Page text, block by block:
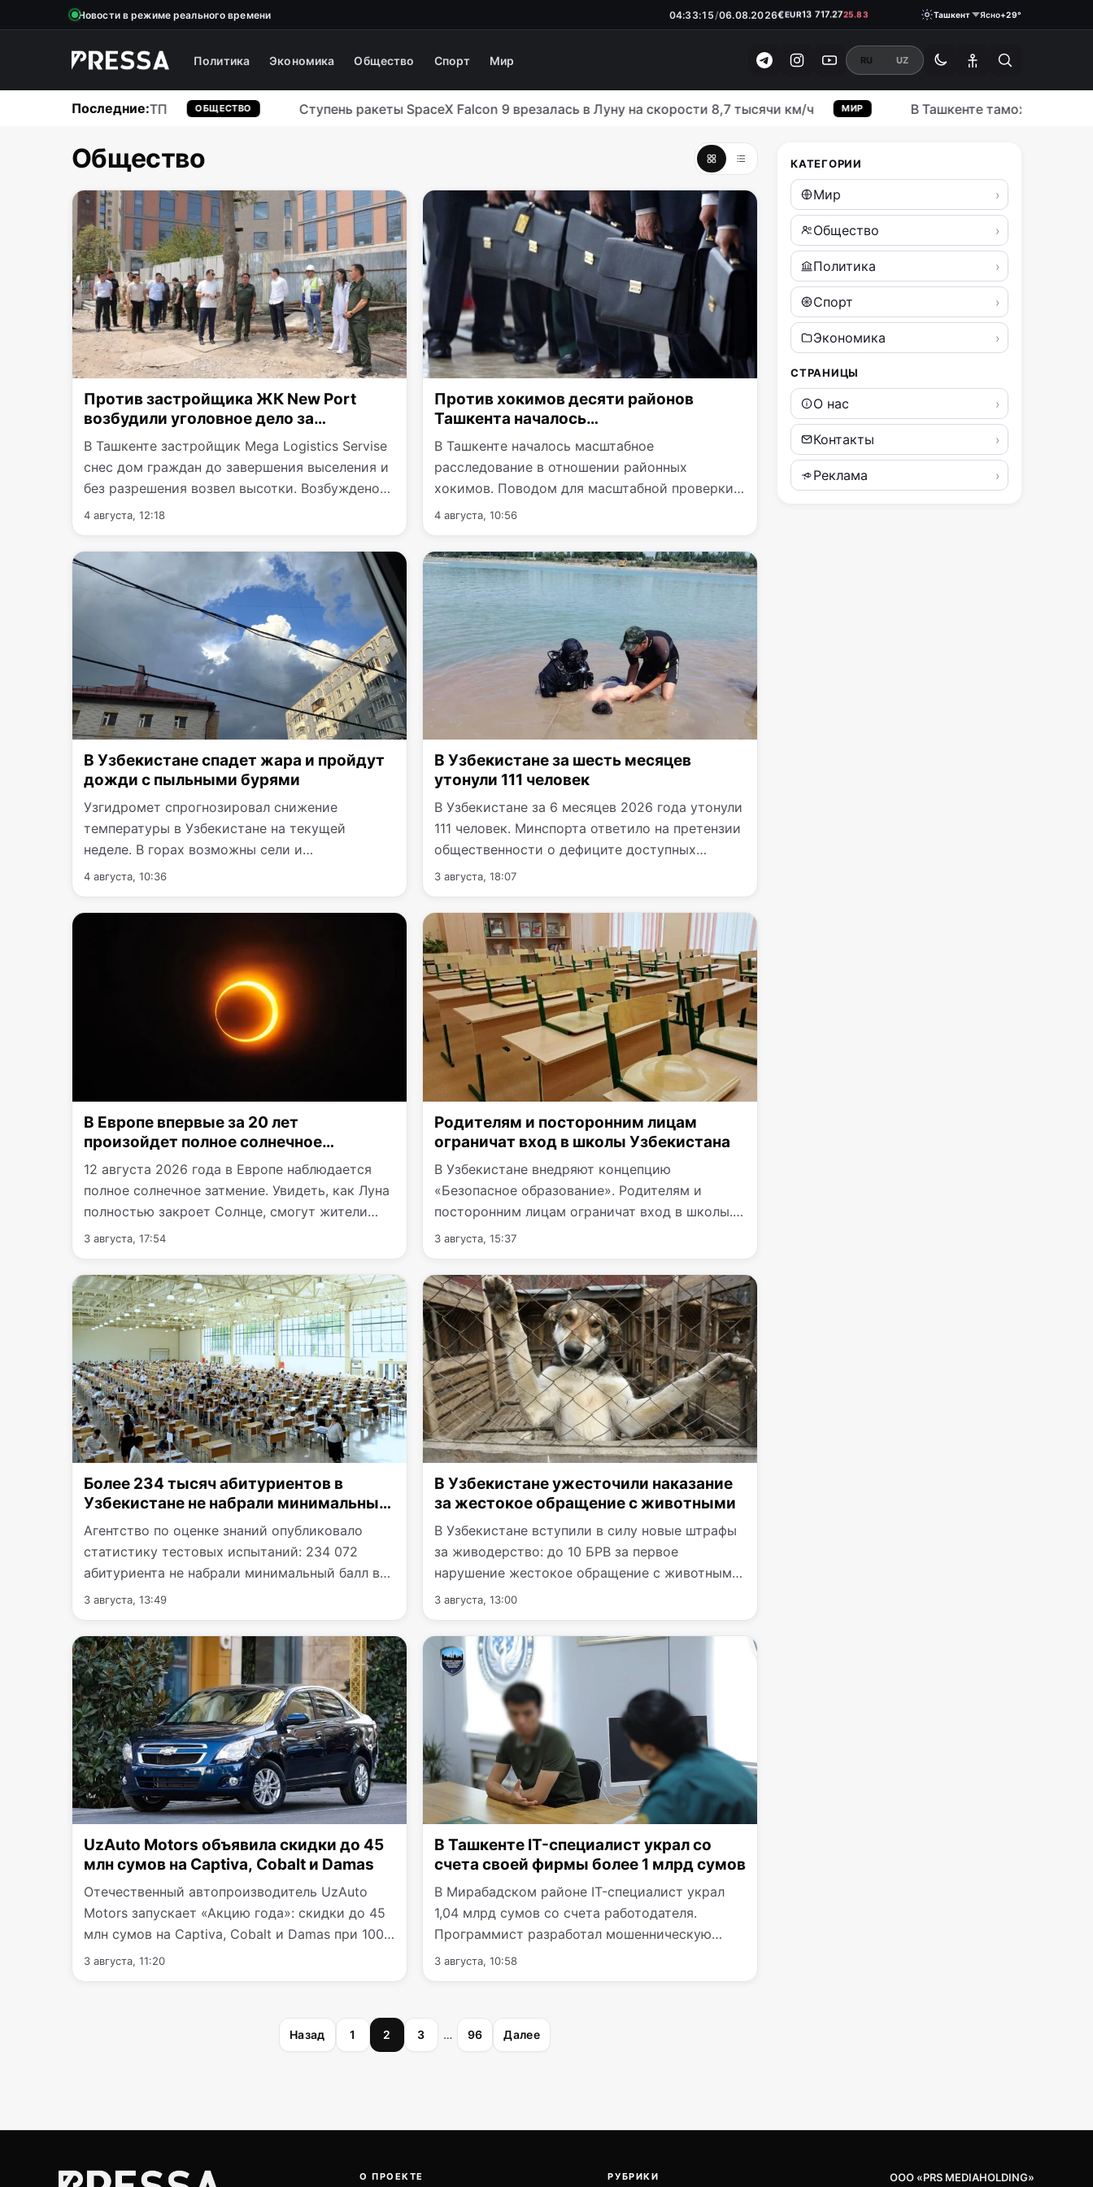
Новости в режиме реального времени 04:33:16 /06.08.2026₽RUB146.37001.05 Ташкент Ясно+29°
Политика Экономика Общество Спорт Мир RU UZ
Последние:
погибла в ДТП ОБЩЕСТВО Ступень ракеты SpaceX Falcon 9 врезалась в Луну на скорости 8,7 тысячи км/ч МИР В Ташкенте таможенника
Общество
Против застройщика ЖК New Port
возбудили уголовное дело за
незаконный снос дома
В Ташкенте застройщик Mega Logistics Servise
снес дом граждан до завершения выселения и
без разрешения возвел высотки. Возбуждено
уголовное…
4 августа, 12:18
Против хокимов десяти районов
Ташкента началось
антикоррупционное расследование
В Ташкенте началось масштабное
расследование в отношении районных
хокимов. Поводом для масштабной проверки
стало официальное представление…
4 августа, 10:56
В Узбекистане спадет жара и пройдут
дожди с пыльными бурями
Узгидромет спрогнозировал снижение
температуры в Узбекистане на текущей
неделе. В горах возможны сели и
кратковременные дожди, а в Ташкенте…
4 августа, 10:36
В Узбекистане за шесть месяцев
утонули 111 человек
В Узбекистане за 6 месяцев 2026 года утонули
111 человек. Минспорта ответило на претензии
общественности о дефиците доступных
бассейнов для…
3 августа, 18:07
В Европе впервые за 20 лет
произойдет полное солнечное
затмение
12 августа 2026 года в Европе наблюдается
полное солнечное затмение. Увидеть, как Луна
полностью закроет Солнце, смогут жители
Гренландии…
3 августа, 17:54
Родителям и посторонним лицам
ограничат вход в школы Узбекистана
В Узбекистане внедряют концепцию
«Безопасное образование». Родителям и
посторонним лицам ограничат вход в школы. В
рамках проекта все…
3 августа, 15:37
Более 234 тысяч абитуриентов в
Узбекистане не набрали минимальный
балл
Агентство по оценке знаний опубликовало
статистику тестовых испытаний: 234 072
абитуриента не набрали минимальный балл в
56,7 балла…
3 августа, 13:49
В Узбекистане ужесточили наказание
за жестокое обращение с животными
В Узбекистане вступили в силу новые штрафы
за живодерство: до 10 БРВ за первое
нарушение жестокое обращение с животными
и до 25 БРВ или…
3 августа, 13:00
UzAuto Motors объявила скидки до 45
млн сумов на Captiva, Cobalt и Damas
Отечественный автопроизводитель UzAuto
Motors запускает «Акцию года»: скидки до 45
млн сумов на Captiva, Cobalt и Damas при 100%
оплате…
3 августа, 11:20
В Ташкенте IT-специалист украл со
счета своей фирмы более 1 млрд сумов
В Мирабадском районе IT-специалист украл
1,04 млрд сумов со счета работодателя.
Программист разработал мошенническую
схему и незаметно…
3 августа, 10:58
Назад 1 2 3 … 96 Далее
КАТЕГОРИИ
Мир
Общество
Политика
Спорт
Экономика
СТРАНИЦЫ
О нас
Контакты
Реклама
О ПРОЕКТЕ РУБРИКИ ООО «PRS MEDIAHOLDING»